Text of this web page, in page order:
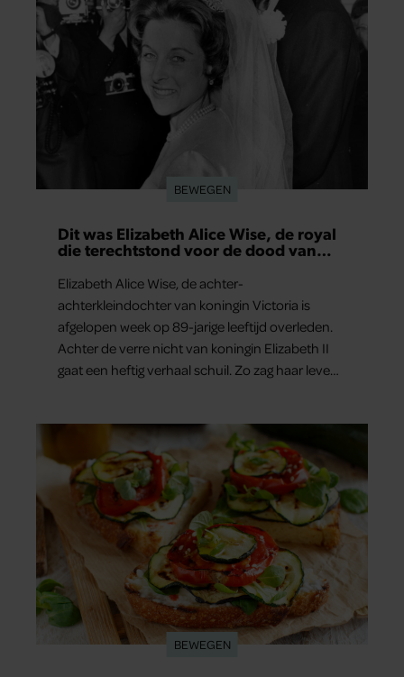
BEWEGEN
Dit was Elizabeth Alice Wise, de royal
die terechtstond voor de dood van
Elizabeth Alice Wise, de achter-
achterkleindochter van koningin Victoria is
afgelopen week op 89-jarige leeftijd overleden.
Achter de verre nicht van koningin Elizabeth II
gaat een heftig verhaal schuil. Zo zag haar leven
BEWEGEN